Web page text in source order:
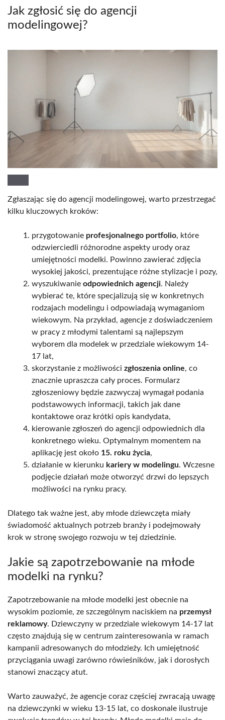
Jak zgłosić się do agencji
modelingowej?
Zgłaszając się do agencji modelingowej, warto przestrzegać
kilku kluczowych kroków:
przygotowanie profesjonalnego portfolio, które
odzwierciedli różnorodne aspekty urody oraz
umiejętności modelki. Powinno zawierać zdjęcia
wysokiej jakości, prezentujące różne stylizacje i pozy,
wyszukiwanie odpowiednich agencji. Należy
wybierać te, które specjalizują się w konkretnych
rodzajach modelingu i odpowiadają wymaganiom
wiekowym. Na przykład, agencje z doświadczeniem
w pracy z młodymi talentami są najlepszym
wyborem dla modelek w przedziale wiekowym 14-
17 lat,
skorzystanie z możliwości zgłoszenia online, co
znacznie upraszcza cały proces. Formularz
zgłoszeniowy będzie zazwyczaj wymagał podania
podstawowych informacji, takich jak dane
kontaktowe oraz krótki opis kandydata,
kierowanie zgłoszeń do agencji odpowiednich dla
konkretnego wieku. Optymalnym momentem na
aplikację jest około 15. roku życia,
działanie w kierunku kariery w modelingu. Wczesne
podjęcie działań może otworzyć drzwi do lepszych
możliwości na rynku pracy.
Dlatego tak ważne jest, aby młode dziewczęta miały
świadomość aktualnych potrzeb branży i podejmowały
krok w stronę swojego rozwoju w tej dziedzinie.
Jakie są zapotrzebowanie na młode
modelki na rynku?
Zapotrzebowanie na młode modelki jest obecnie na
wysokim poziomie, ze szczególnym naciskiem na przemysł
reklamowy. Dziewczyny w przedziale wiekowym 14-17 lat
często znajdują się w centrum zainteresowania w ramach
kampanii adresowanych do młodzieży. Ich umiejętność
przyciągania uwagi zarówno rówieśników, jak i dorosłych
stanowi znaczący atut.
Warto zauważyć, że agencje coraz częściej zwracają uwagę
na dziewczynki w wieku 13-15 lat, co doskonale ilustruje